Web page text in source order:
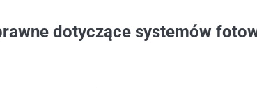
dotyczące systemów